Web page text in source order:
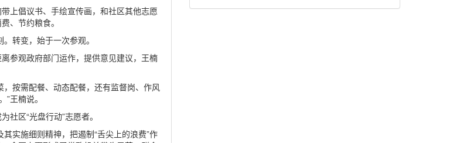
上倡议书、手绘宣传画，和社区其他志愿
、节约粮食。
转变，始于一次参观。
参观政府部门运作，提供意见建议，王楠
按需配餐、动态配餐，还有监督岗、作风
王楠说。
社区“光盘行动”志愿者。
实施细则精神，把遏制“舌尖上的浪费”作